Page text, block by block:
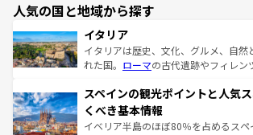
人気の国と地域から探す
イタリア
イタリアは歴史、文化、グルメ、自然
れた国。 ローマの古代遺跡やフィレン
ろん、トスカーナの美しい田園風景や
景など、自然景観も見逃せない。観光
ピザやパスタなど、絶品のイタリア料
スペインの観光ポイントと人気
くべき基本情報
イベリア半島のほぼ80％を占めるスペ